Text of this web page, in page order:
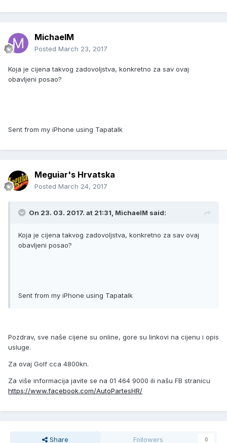
MichaelM
Posted March 23, 2017
Koja je cijena takvog zadovoljstva, konkretno za sav ovaj
obavljeni posao?
Sent from my iPhone using Tapatalk
Meguiar's Hrvatska
Posted March 24, 2017
On 23. 03. 2017. at 21:31, MichaelM said:
Koja je cijena takvog zadovoljstva, konkretno za sav ovaj
obavljeni posao?
Sent from my iPhone using Tapatalk
Pozdrav, sve naše cijene su online, gore su linkovi na cijenu i opis
usluge.
Za ovaj Golf cca 4800kn.
Za više informacija javite se na 01 464 9000 ili našu FB stranicu
https://www.facebook.com/AutoPartesHR/
Share Followers 0